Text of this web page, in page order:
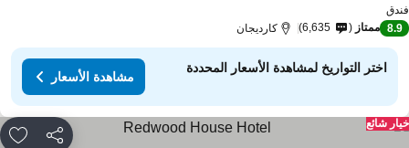
8.9 ممتاز 6,635 كارديجان
اختر التواريخ لمشاهدة الأسعار المحددة
مشاهدة الأسعار
مشاركة
شائع